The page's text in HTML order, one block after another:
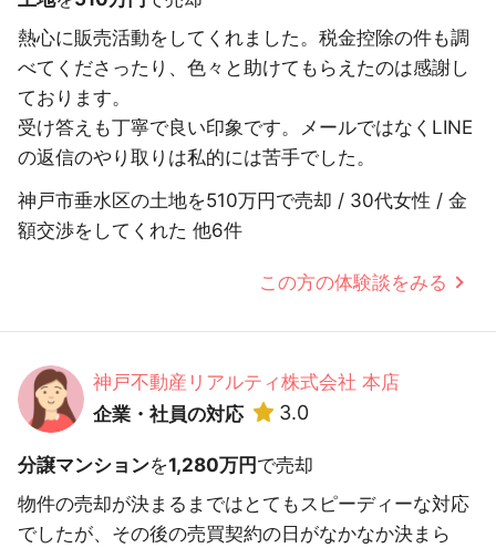
熱心に販売活動をしてくれました。税金控除の件も調
べてくださったり、色々と助けてもらえたのは感謝し
ております。
受け答えも丁寧で良い印象です。メールではなくLINE
の返信のやり取りは私的には苦手でした。
神戸市垂水区の土地を510万円で売却 / 30代女性 / 金
額交渉をしてくれた 他6件
この方の体験談をみる
神戸不動産リアルティ株式会社 本店
企業・社員の対応
3.0
分譲マンションを1,280万円で売却
物件の売却が決まるまではとてもスピーディーな対応
でしたが、その後の売買契約の日がなかなか決まら